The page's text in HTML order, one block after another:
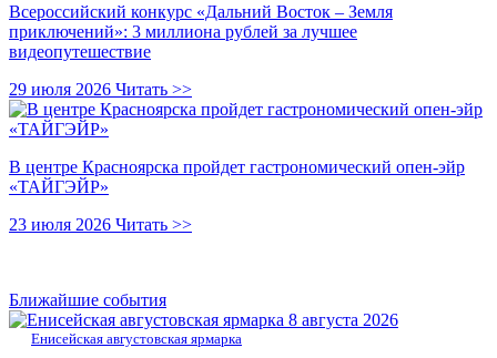
Всероссийский конкурс «Дальний Восток – Земля
приключений»: 3 миллиона рублей за лучшее
видеопутешествие
29 июля 2026 Читать >>
В центре Красноярска пройдет гастрономический опен-эйр
«ТАЙГЭЙР»
23 июля 2026 Читать >>
Ближайшие события
8 августа 2026
Енисейская августовская ярмарка